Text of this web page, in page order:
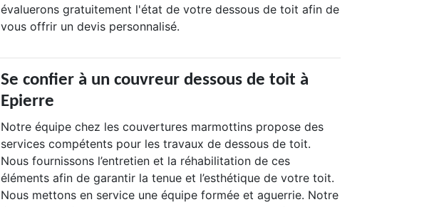
évaluerons gratuitement l'état de votre dessous de toit afin de
vous offrir un devis personnalisé.
Se confier à un couvreur dessous de toit à
Epierre
Notre équipe chez les couvertures marmottins propose des
services compétents pour les travaux de dessous de toit.
Nous fournissons l’entretien et la réhabilitation de ces
éléments afin de garantir la tenue et l’esthétique de votre toit.
Nous mettons en service une équipe formée et aguerrie. Notre